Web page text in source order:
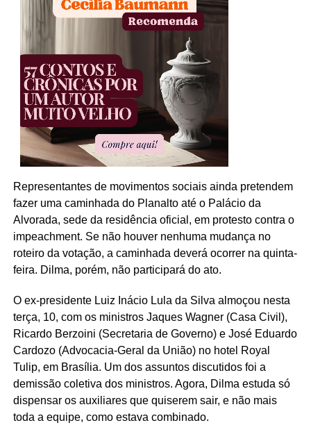
Representantes de movimentos sociais ainda pretendem
fazer uma caminhada do Planalto até o Palácio da
Alvorada, sede da residência oficial, em protesto contra o
impeachment. Se não houver nenhuma mudança no
roteiro da votação, a caminhada deverá ocorrer na quinta-
feira. Dilma, porém, não participará do ato.
O ex-presidente Luiz Inácio Lula da Silva almoçou nesta
terça, 10, com os ministros Jaques Wagner (Casa Civil),
Ricardo Berzoini (Secretaria de Governo) e José Eduardo
Cardozo (Advocacia-Geral da União) no hotel Royal
Tulip, em Brasília. Um dos assuntos discutidos foi a
demissão coletiva dos ministros. Agora, Dilma estuda só
dispensar os auxiliares que quiserem sair, e não mais
toda a equipe, como estava combinado.